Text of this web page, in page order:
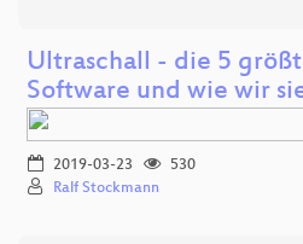
Ultraschall - die 5
Software und wie wir
2019-03-23
530
Ralf Stockmann